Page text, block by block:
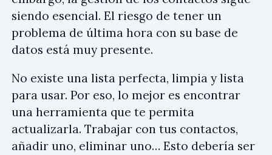
siendo esencial. El riesgo de tener un
problema de última hora con su base de
datos está muy presente.
No existe una lista perfecta, limpia y lista
para usar. Por eso, lo mejor es encontrar
una herramienta que te permita
actualizarla. Trabajar con tus contactos,
añadir uno, eliminar uno… Esto debería ser